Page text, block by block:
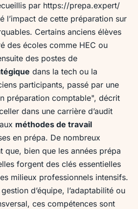
par https://prepa.expert/
l’impact de cette préparation sur
Certains anciens élèves
des écoles comme HEC ou
des postes de
dans la tech ou la
participants, passé par une
préparation comptable", décrit
dans une carrière d’audit
méthodes de travail
en prépa. De nombreux
que, bien que les années prépa
forgent des clés essentielles
milieux professionnels intensifs.
d’équipe, l’adaptabilité ou
ces compétences sont